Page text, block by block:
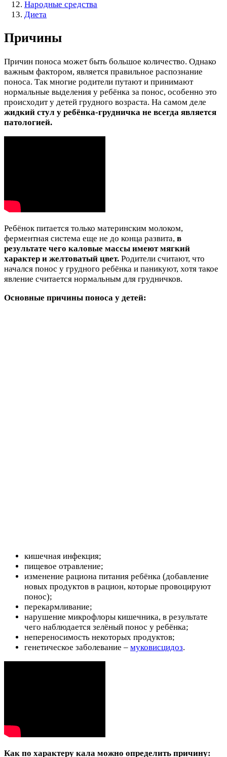
Народные средства
Диета
Причины
Причин поноса может быть большое количество. Однако
важным фактором, является правильное распознание
поноса. Так многие родители путают и принимают
нормальные выделения у ребёнка за понос, особенно это
происходит у детей грудного возраста. На самом деле
жидкий стул у ребёнка-грудничка не всегда является
патологией.
Ребёнок питается только материнским молоком,
ферментная система еще не до конца развита, в
результате чего каловые массы имеют мягкий
характер и желтоватый цвет. Родители считают, что
начался понос у грудного ребёнка и паникуют, хотя такое
явление считается нормальным для грудничков.
Основные причины поноса у детей:
кишечная инфекция;
пищевое отравление;
изменение рациона питания ребёнка (добавление
новых продуктов в рацион, которые провоцируют
понос);
перекармливание;
нарушение микрофлоры кишечника, в результате
чего наблюдается зелёный понос у ребёнка;
непереносимость некоторых продуктов;
генетическое заболевание – муковисцидоз.
Как по характеру кала можно определить причину: